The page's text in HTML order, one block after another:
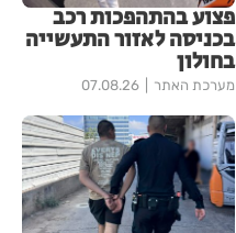
פצוע בהתהפכות רכב
בכניסה לאזור התעשייה
בחולון
מערכת האתר 07.08.26